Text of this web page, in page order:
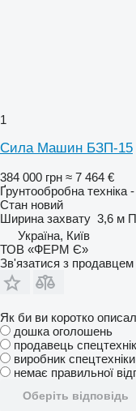
1
Сила Машин БЗП-15
384 000 грн ≈ 7 464 €
Ґрунтообробна техніка
Стан новий
Ширина захвату 3,6 м
Україна, Київ
ТОВ «ФЕРМ Є»
Зв'язатися з продавцем
Як би ви коротко
дошка оголошень
продавець
виробник спецтехніки
немає правильної
Оберіть відповідь